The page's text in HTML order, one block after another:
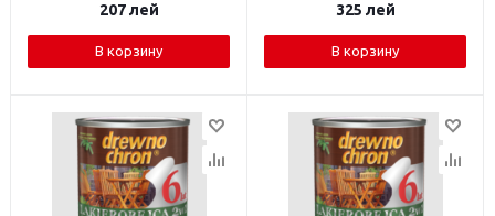
207лей
В корзину
325 лей
В корзину